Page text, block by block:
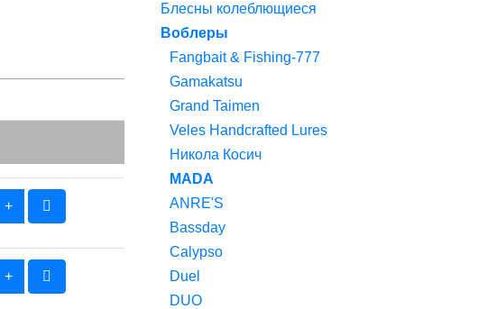
Блесны колеблющиеся
Воблеры
Fangbait & Fishing-777
Gamakatsu
Grand Taimen
Veles Handcrafted Lures
Никола Косич
MADA
ANRE'S
Bassday
Calypso
Duel
DUO